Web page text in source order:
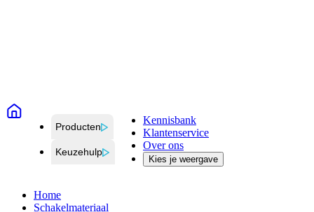
Producten
Keuzehulp
Kennisbank
Klantenservice
Over ons
Kies je weergave
Home
Schakelmateriaal